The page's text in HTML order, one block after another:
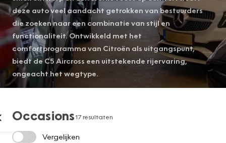
deze auto veel aandacht getrokken van bestuurders
die zoeken naar een combinatie van stijl en
functionaliteit. Ontwikkeld met het
comfortprogramma van Citroën als uitgangspunt,
biedt de C5 Aircross een uitstekende rijervaring,
ongeacht het wegtype.
Occasions17 resultaten
Vergelijken